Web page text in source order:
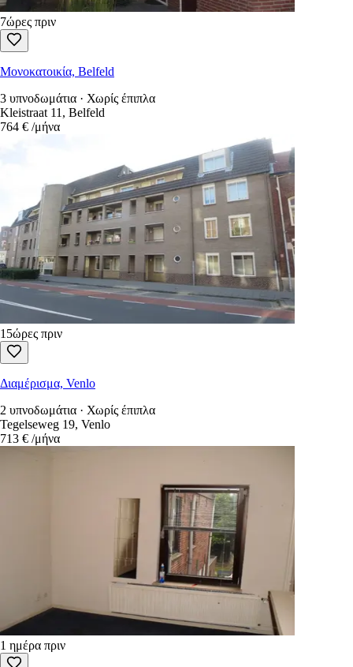
7ώρες πριν
Μονοκατοικία, Belfeld
3 υπνοδωμάτια · Χωρίς έπιπλα
Kleistraat 11, Belfeld
764 € /μήνα
15ώρες πριν
Διαμέρισμα, Venlo
2 υπνοδωμάτια · Χωρίς έπιπλα
Tegelseweg 19, Venlo
713 € /μήνα
1 ημέρα πριν